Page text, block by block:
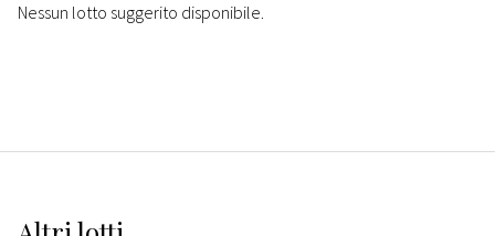
Nessun lotto suggerito disponibile.